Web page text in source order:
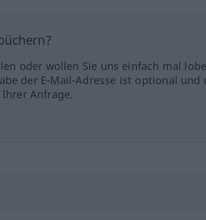
oder wollen Sie uns einfach mal
der E-Mail-Adresse ist optional und
Anfrage.